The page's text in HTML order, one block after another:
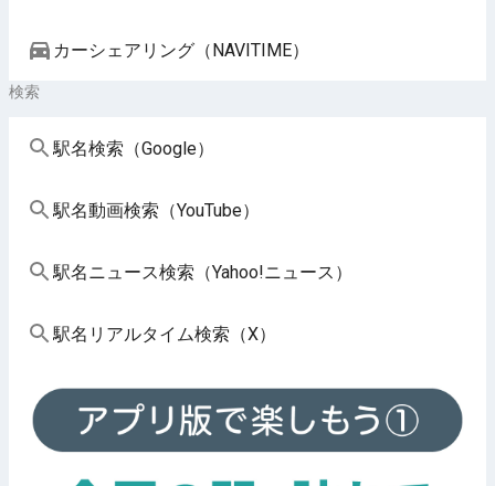
カーシェアリング（NAVITIME）
検索
駅名検索（Google）
駅名動画検索（YouTube）
駅名ニュース検索（Yahoo!ニュース）
駅名リアルタイム検索（X）